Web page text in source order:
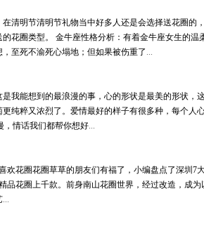
清明节清明节礼物当中好多人还是会选择送花圈的
花圈类型。 金牛座性格分析：有着金牛座女生的
至死不渝死心塌地；但如果被伤重了 ...
我能想到的最浪漫的事，心的形状是最美的形状
纯粹又浓烈了。爱情最好的样子有很多种，每个
，情话我们都帮你想好...
欢花圈花圈草草的朋友们有福了，小编盘点了深圳
品花圈上千款。前身南山花圈世界，经过改造，成
...